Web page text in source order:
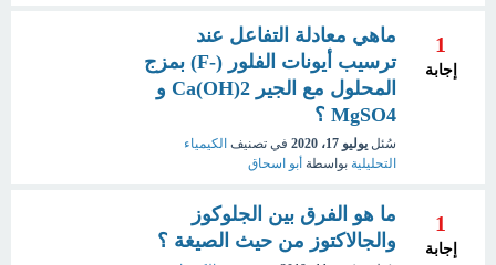
1
إجابة
ماهي معادلة التفاعل عند
ترسيب أيونات الفلور (-F) بمزج
المحلول مع الجير 2(Ca(OH و
MgSO4 ؟
سُئل يوليو 17، 2020 في تصنيف الكيمياء
التحليلية بواسطة أبو اسحاق
1
إجابة
ما هو الفرق بين الجلوكوز
والجالاكتوز من حيث الصيغة ؟